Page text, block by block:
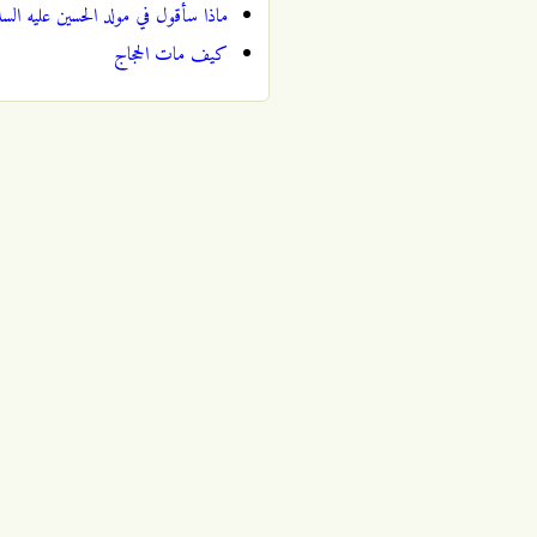
ماذا سأقول في مولد الحسين عليه
كيف مات الحجاج